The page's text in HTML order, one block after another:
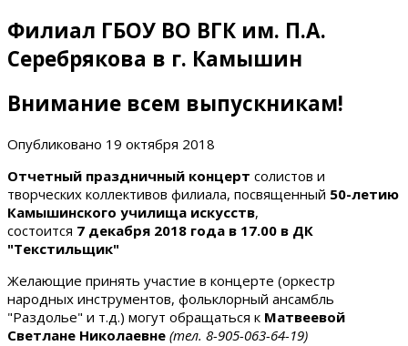
Филиал ГБОУ ВО ВГК им. П.А.
Серебрякова в г. Камышин
Внимание всем выпускникам!
Опубликовано 19 октября 2018
Отчетный праздничный концерт солистов и
творческих коллективов филиала, посвященный 50-летию
Камышинского училища искусств,
состоится 7 декабря 2018 года в 17.00 в ДК
"Текстильщик"
Желающие принять участие в концерте (оркестр
народных инструментов, фольклорный ансамбль
"Раздолье" и т.д.) могут обращаться к Матвеевой
Светлане Николаевне (тел. 8-905-063-64-19)